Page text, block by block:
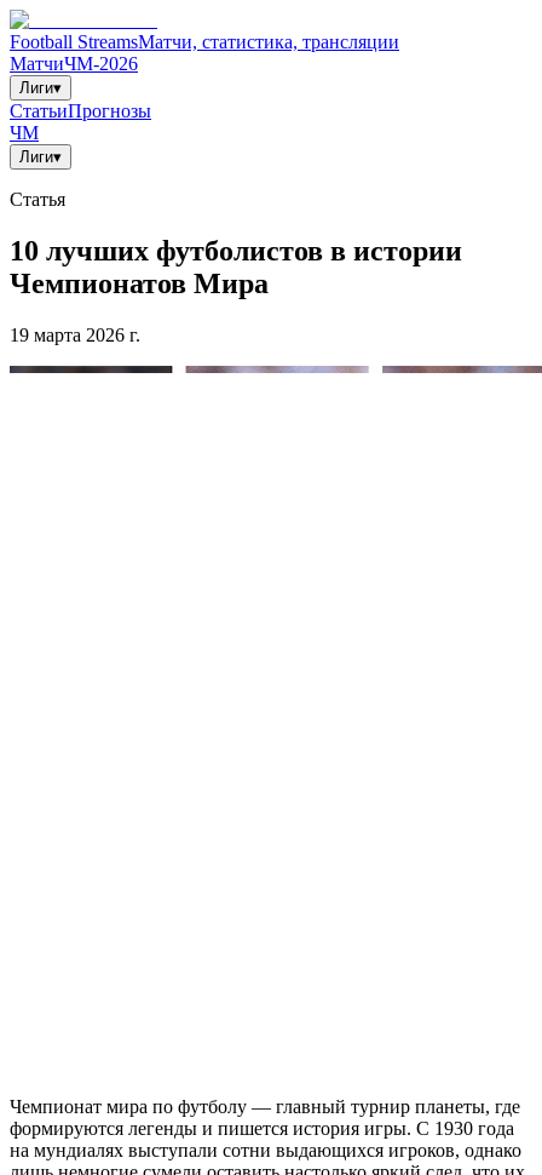
Football StreamsМатчи, статистика, трансляции
МатчиЧМ-2026
Лиги▾
СтатьиПрогнозы
ЧМ
Лиги▾
Статья
10 лучших футболистов в истории
Чемпионатов Мира
19 марта 2026 г.
Чемпионат мира по футболу — главный турнир планеты, где
формируются легенды и пишется история игры. С 1930 года
на мундиалях выступали сотни выдающихся игроков, однако